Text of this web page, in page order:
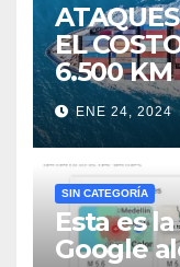
EL
6.500 KM
ENE 24, 2024
SIN CATEGORÍA
Esta es
Google